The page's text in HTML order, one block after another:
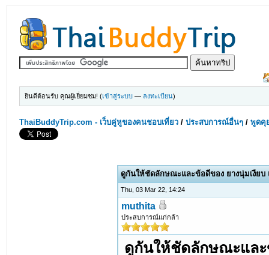
ยินดีต้อนรับ คุณผู้เยี่ยมชม! (เข้าสู่ระบบ — ลงทะเบียน)
ThaiBuddyTrip.com - เว็บคู่หูของคนชอบเที่ยว /ประสบการณ์อื่นๆ /พูดคุ
ดูกันให้ชัดลักษณะและข้อดีของ ยางนุ่มเงียบ
Thu, 03 Mar 22, 14:24
muthita
ประสบการณ์แก่กล้า
ดูกันให้ชัดลักษณะและ